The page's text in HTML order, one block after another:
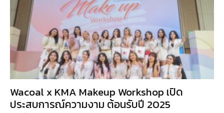
Wacoal x KMA Makeup Workshop เปิด
ประสบการณ์ความงาม ต้อนรับปี 2025